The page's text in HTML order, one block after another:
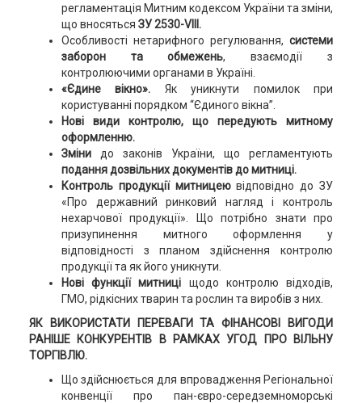
регламентація Митним кодексом України та зміни,
що вносяться ЗУ 2530-VIII.
Особливості нетарифного регулювання,системи
заборон та обмежень, взаємодії з
контролюючими органами в Україні.
«Єдине вікно». Як уникнути помилок при
користуванні порядком “Єдиного вікна”.
Нові види контролю,
що передують митному
оформленню.
Зміни до законів України, що регламентують
подання дозвільних документів до митниці.
Контроль продукції митницеювідповідно до ЗУ
«Про державний ринковий нагляд і контроль
нехарчової продукції». Що потрібно знати про
призупинення митного оформлення у
відповідності з планом здійснення контролю
продукції та як його уникнути.
Нові функції митниці щодо контролю відходів,
ГМО, рідкісних тварин та рослин та виробів з них.
ЯК ВИКОРИСТАТИ ПЕРЕВАГИ ТА ФІНАНСОВІ ВИГОДИ
РАНІШЕ КОНКУРЕНТІВ В РАМКАХ УГОД ПРО ВІЛЬНУ
ТОРГІВЛЮ.
Що здійснюється для впровадження Регіональної
конвенції про пан-євро-середземноморські